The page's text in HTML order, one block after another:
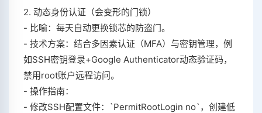
2. 动态身份认证（会变形的门锁）
- 比喻：每天自动更换锁芯的防盗门。
- 技术方案：结合多因素认证（MFA）与密钥管理，例
如SSH密钥登录+Google Authenticator动态验证码，
禁用root账户远程访问。
- 操作指南：
- 修改SSH配置文件：`PermitRootLogin no`，创建低